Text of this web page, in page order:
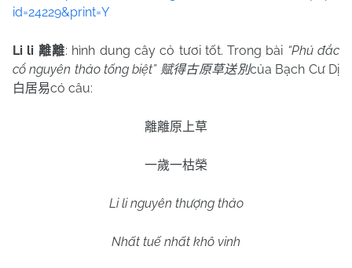
id=24229&print=Y
Li li 離離: hình dung cây cỏ tươi tốt. Trong bài “Phú đắc
cổ nguyên thảo tống biệt” 赋得古原草送別của Bạch Cư Dị
白居易có câu:
離離原上草
一歲一枯榮
Li li nguyên thượng thảo
Nhất tuế nhất khô vinh